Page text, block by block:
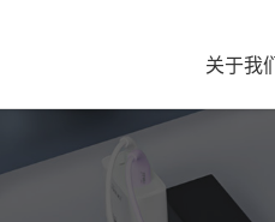
关于我们